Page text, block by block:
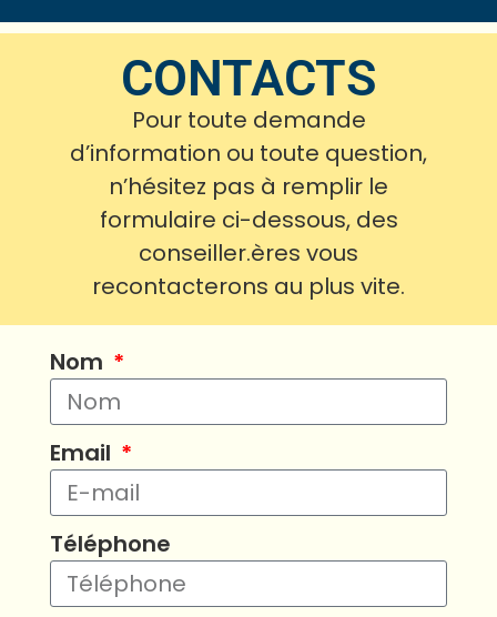
CONTACTS
Pour toute demande
d’information ou toute question,
n’hésitez pas à remplir le
formulaire ci-dessous, des
conseiller.ères vous
recontacterons au plus vite.
Nom
Email
Téléphone